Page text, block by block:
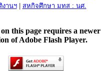
านฯ| สหกิจศึกษา มทส : นศ.
this page requires a newer
of Adobe Flash Player.